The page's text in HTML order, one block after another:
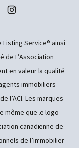
Listing Service® ainsi
de L’Association
en valeur la qualité
immobiliers
l’ACI. Les marques
même que le logo
canadienne de
de l’immobilier